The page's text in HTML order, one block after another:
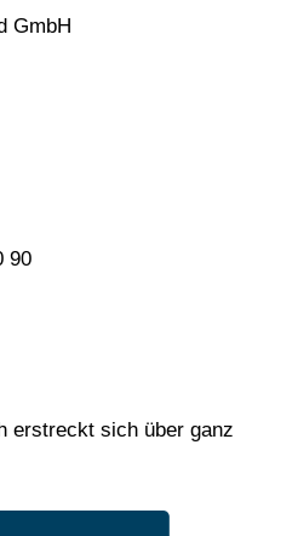
GmbH
90
erstreckt sich über ganz